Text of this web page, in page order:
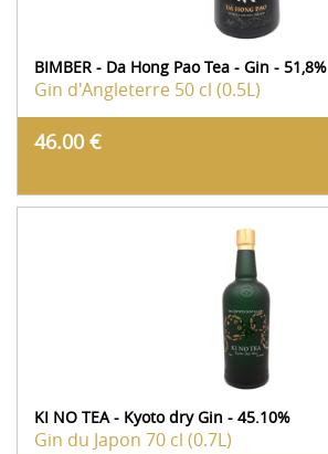
BIMBER - Da Hong Pao Tea - Gin - 51,8%
Gin d'Angleterre 50 cl (0.5L)
46.00 €
KI NO TEA - Kyoto dry Gin - 45.10%
Gin du Japon 70 cl (0.7L)